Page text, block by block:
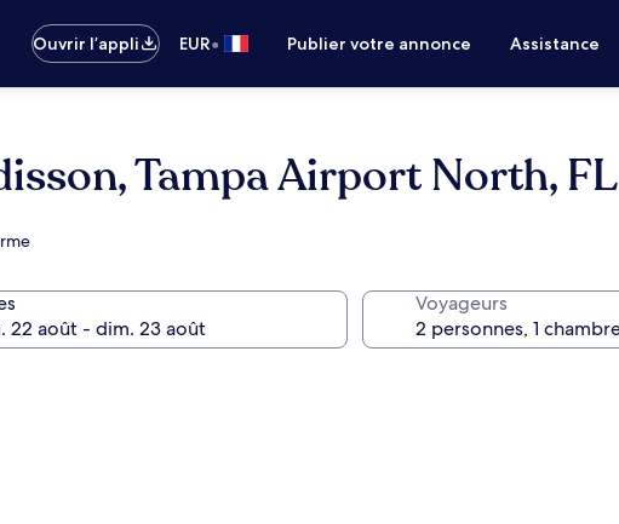
Ouvrir l’appli EUR• Publier votre annonce Assistance
Tampa Airport North, FL
Voyageurs